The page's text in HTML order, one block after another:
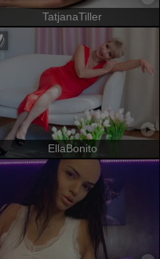
TatjanaTiller
EllaBonito